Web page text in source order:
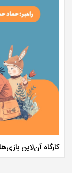
کارگاه آن‌لاین